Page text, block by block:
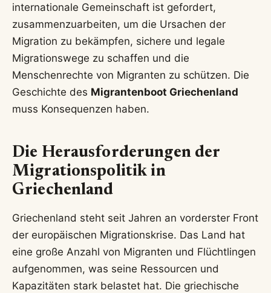
internationale Gemeinschaft ist gefordert,
zusammenzuarbeiten, um die Ursachen der
Migration zu bekämpfen, sichere und legale
Migrationswege zu schaffen und die
Menschenrechte von Migranten zu schützen. Die
Geschichte des Migrantenboot Griechenland
muss Konsequenzen haben.
Die Herausforderungen der
Migrationspolitik in
Griechenland
Griechenland steht seit Jahren an vorderster Front
der europäischen Migrationskrise. Das Land hat
eine große Anzahl von Migranten und Flüchtlingen
aufgenommen, was seine Ressourcen und
Kapazitäten stark belastet hat. Die griechische